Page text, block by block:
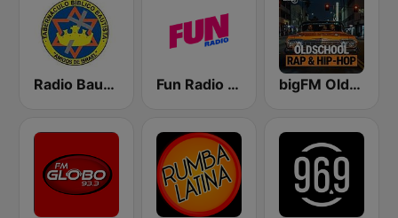
Radio Bautista Global 89.7 FM Fun Radio FRANCE bigFM Oldschool Rap & Hip-Hop